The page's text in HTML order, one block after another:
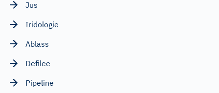
Jus
Iridologie
Ablass
Defilee
Pipeline